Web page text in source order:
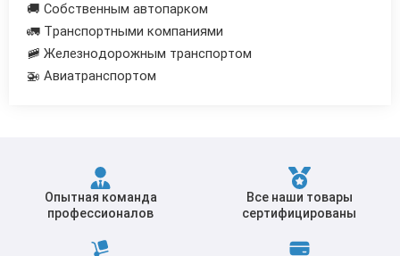
🚚 Собственным автопарком
🚛 Транспортными компаниями
🚞 Железнодорожным транспортом
🚁 Авиатранспортом
Опытная команда
профессионалов
Все наши товары
сертифицированы